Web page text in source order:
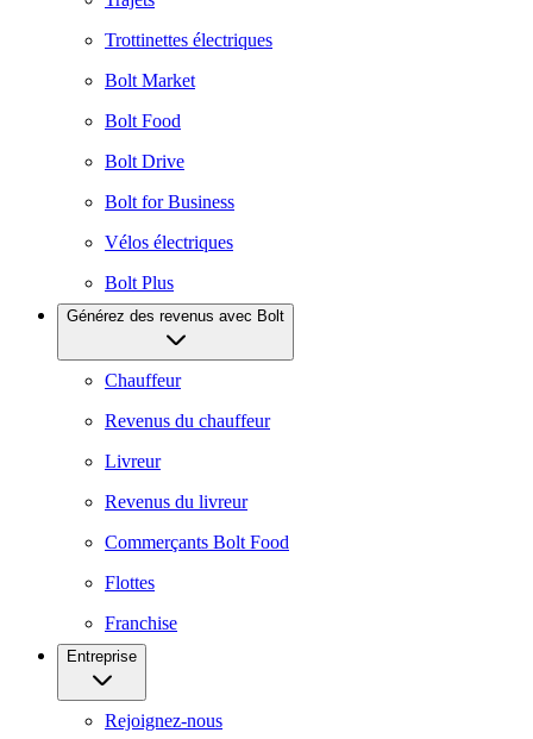
Trottinettes électriques
Bolt Market
Bolt Food
Bolt Drive
Bolt for Business
Vélos électriques
Bolt Plus
Générez des revenus avec Bolt
Chauffeur
Revenus du chauffeur
Livreur
Revenus du livreur
Commerçants Bolt Food
Flottes
Franchise
Entreprise
Rejoignez-nous